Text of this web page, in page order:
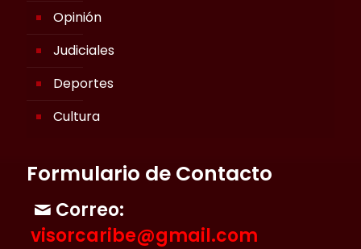
Opinión
Judiciales
Deportes
Cultura
Formulario de Contacto
Correo:
visorcaribe@gmail.com